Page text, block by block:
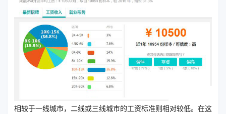
相较于一线城市，二线或三线城市的工资标准则相对较低。在这